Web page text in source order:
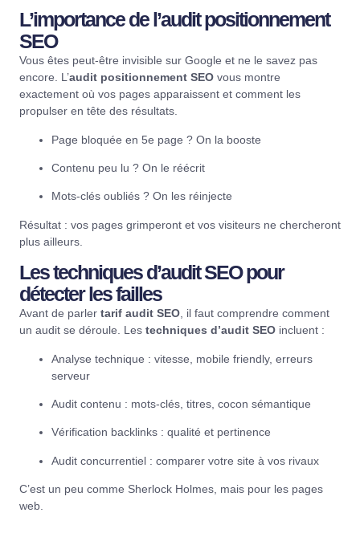
L’importance de l’audit positionnement
SEO
Vous êtes peut-être invisible sur Google et ne le savez pas
encore. L’audit positionnement SEO vous montre
exactement où vos pages apparaissent et comment les
propulser en tête des résultats.
Page bloquée en 5e page ? On la booste
Contenu peu lu ? On le réécrit
Mots-clés oubliés ? On les réinjecte
Résultat : vos pages grimperont et vos visiteurs ne chercheront
plus ailleurs.
Les techniques d’audit SEO pour
détecter les failles
Avant de parler tarif audit SEO, il faut comprendre comment
un audit se déroule. Les techniques d’audit SEO incluent :
Analyse technique : vitesse, mobile friendly, erreurs
serveur
Audit contenu : mots-clés, titres, cocon sémantique
Vérification backlinks : qualité et pertinence
Audit concurrentiel : comparer votre site à vos rivaux
C’est un peu comme Sherlock Holmes, mais pour les pages
web.